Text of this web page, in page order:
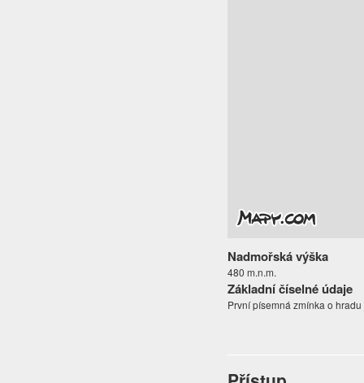
Nadmořská výška
480 m.n.m.
Základní číselné údaje
První písemná zmínka o hradu